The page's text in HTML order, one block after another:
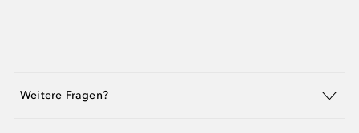
Weitere Fragen?